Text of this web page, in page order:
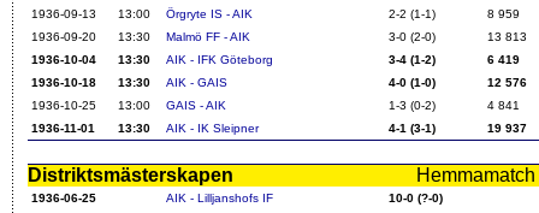
1936-09-13
13:00 Örgryte IS - AIK 2-2 (1-1)
8 959
1936-09-20
13:30 Malmö FF - AIK 3-0 (2-0)
13 813
1936-10-04
13:30 AIK - IFK Göteborg 3-4 (1-2)
6 419
1936-10-18
13:30 AIK - GAIS 4-0 (1-0)
12 576
1936-10-25
13:00 GAIS - AIK 1-3 (0-2)
4 841
1936-11-01
13:30 AIK - IK Sleipner 4-1 (3-1) 19 937
Distriktsmästerskapen
1936-06-25 AIK - Lilljanshofs IF
10-0 (?-0)